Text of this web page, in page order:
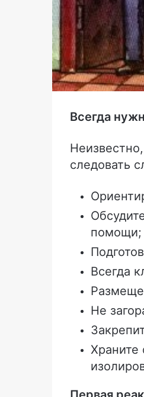
Всегда
следовать
помощи;
Всегда
Не
Храните